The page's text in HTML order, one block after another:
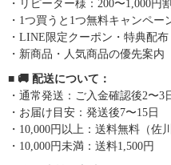
・リピーター様：200〜1,000円割
・1つ買うと1つ無料キャンペー
・LINE限定クーポン・特典配布
・新商品・人気商品の優先案内
■ 🚚 配送について：
・通常発送：ご入金確認後2〜3
・お届け目安：発送後7〜15日
・10,000円以上：送料無料（佐
・10,000円未満：送料1,500円